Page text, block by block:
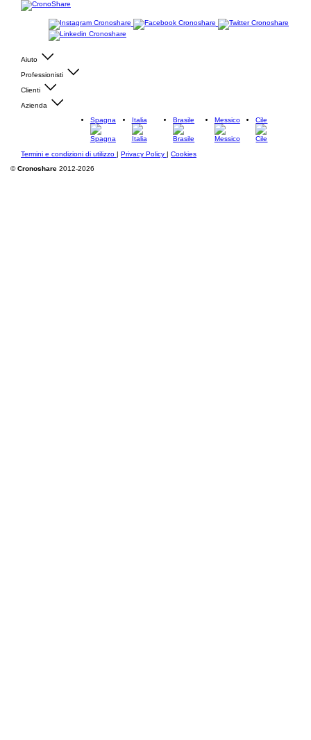
Aiuto
Professionisti
Clienti
Azienda
Spagna
Italia Brasile Messico Cile
Termini e condizioni di utilizzo | Privacy Policy | Cookies
©Cronoshare 2012-2026